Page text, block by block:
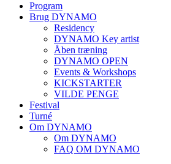
Program
Brug DYNAMO
Residency
DYNAMO Key artist
Åben træning
DYNAMO OPEN
Events & Workshops
KICKSTARTER
VILDE PENGE
Festival
Turné
Om DYNAMO
Om DYNAMO
FAQ OM DYNAMO